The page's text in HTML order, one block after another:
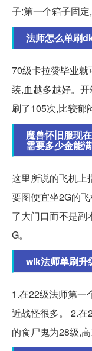
子:第一个箱子固定
法师怎么单刷
70级卡拉赞毕业
装,血越多越好。
刷了105次,比较郁
魔兽怀旧服现
需要多少金能
这里所说的飞机上
要图便宜坐2G的
了大门口而不是副
G。
wlk法师单刷升
1.在22级法师第一
近战怪很多。 2.在
的食尸鬼为28级,